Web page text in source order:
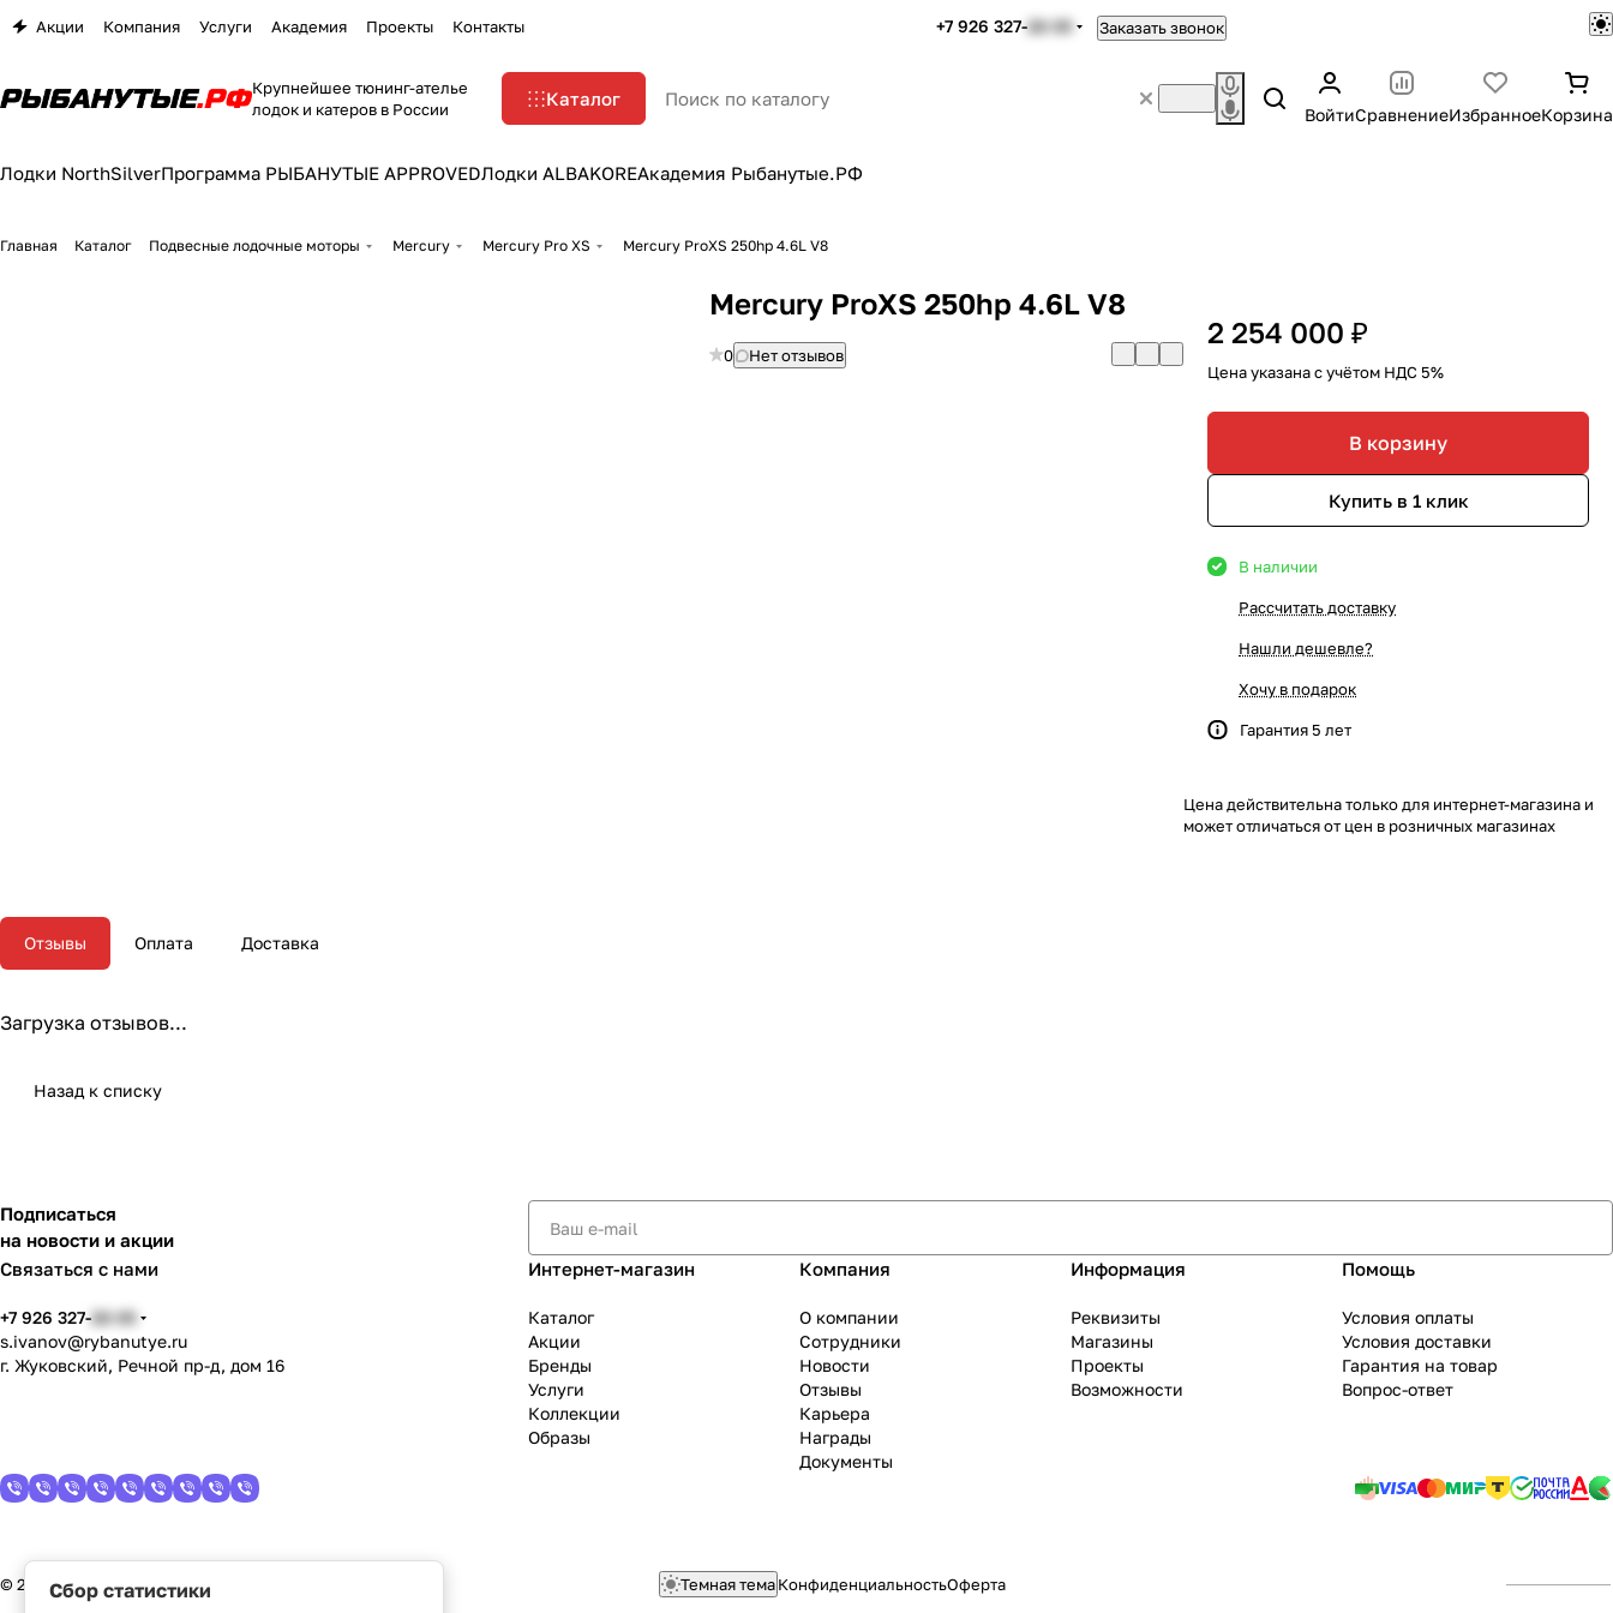
Акции Компания Услуги Академия Проекты Контакты +7 926 327-22-33 Заказать звонок
Крупнейшее тюнинг-ателье
лодок и катеров в России
Каталог
ВойтиСравнениеИзбранноеКорзина
Лодки NorthSilverПрограмма РЫБАНУТЫЕ APPROVEDЛодки ALBAKOREАкадемия Рыбанутые.РФ
Главная Каталог Подвесные лодочные моторы Mercury Mercury Pro XS Mercury ProXS 250hp 4.6L V8
Mercury ProXS 250hp 4.6L V8
0 Нет отзывов
2 254 000 ₽
Цена указана с учётом НДС 5%
В корзину
Купить в 1 клик
В наличии
Рассчитать доставку
Нашли дешевле?
Хочу в подарок
Гарантия 5 лет
Цена действительна только для интернет-магазина и
может отличаться от цен в розничных магазинах
Отзывы Оплата Доставка
Загрузка отзывов...
Назад к списку
Подписаться
на новости и акции
Связаться с нами
+7 926 327-22-33
s.ivanov@rybanutye.ru
г. Жуковский, Речной пр-д, дом 16
Интернет-магазин
Каталог
Акции
Бренды
Услуги
Коллекции
Образы
Компания
О компании
Сотрудники
Новости
Отзывы
Карьера
Награды
Документы
Информация
Реквизиты
Магазины
Проекты
Возможности
Помощь
Условия оплаты
Условия доставки
Гарантия на товар
Вопрос-ответ
© 2026 Рыбанутые.РФ
Сбор статистики Темная тема КонфиденциальностьОферта